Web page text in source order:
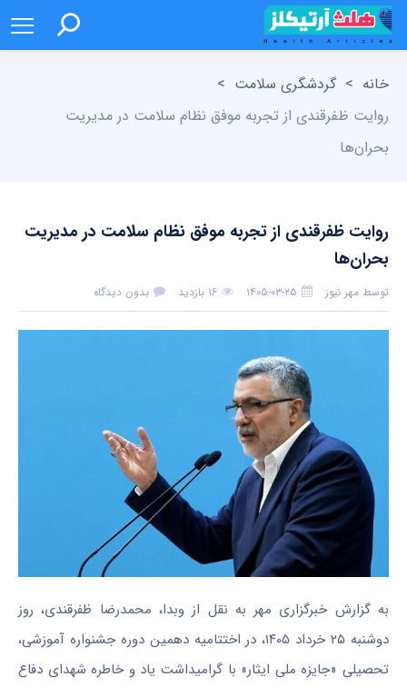
خانه > گردشگری سلامت >
روایت ظفرقندی از تجربه موفق نظام سلامت در مدیریت
بحران‌ها
روایت ظفرقندی از تجربه موفق نظام سلامت در مدیریت
بحران‌ها
توسط مهر نیوز ۱۴۰۵-۰۳-۲۵ ۱۶ بازدید بدون دیدگاه
به گزارش خبرگزاری مهر به نقل از وبدا، محمدرضا ظفرقندی، روز
دوشنبه ۲۵ خرداد ۱۴۰۵، در اختتامیه دهمین دوره جشنواره آموزشی،
تحصیلی «جایزه ملی ایثار» با گرامیداشت یاد و خاطره شهدای دفاع